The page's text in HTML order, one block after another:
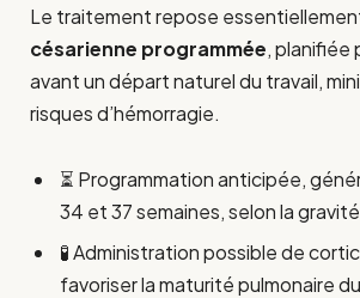
Le traitement repose
césarienne programmée, planifiée
avant un départ naturel du travail,
risques d’hémorragie.
⏳ Programmation anticipée,
34 et 37 semaines, selon la
🧪 Administration possible de
favoriser la maturité pulmonaire